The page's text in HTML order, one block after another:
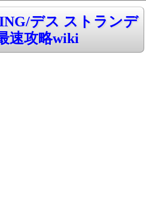
デス ストランデ
速攻略wiki